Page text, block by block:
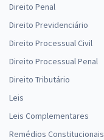
Direito Penal
Direito Previdenciário
Direito Processual Civil
Direito Processual Penal
Direito Tributário
Leis
Leis Complementares
Remédios Constitucionais